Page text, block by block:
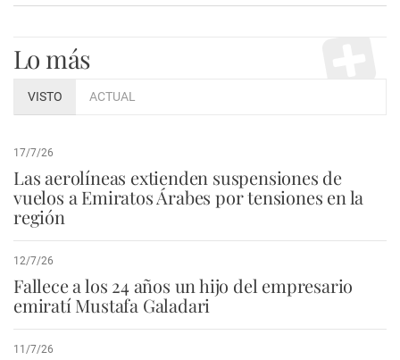
Lo más
VISTO ACTUAL
17/7/26
Las aerolíneas extienden suspensiones de
vuelos a Emiratos Árabes por tensiones en la
región
12/7/26
Fallece a los 24 años un hijo del empresario
emiratí Mustafa Galadari
11/7/26